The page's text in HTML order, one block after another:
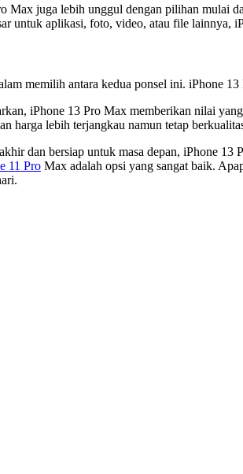
Max juga lebih unggul dengan pilihan mulai
untuk aplikasi, foto, video, atau file lainnya,
memilih antara kedua ponsel ini. iPhone
iPhone 13 Pro Max memberikan nilai
harga lebih terjangkau namun tetap
dan bersiap untuk masa depan, iPhone
11 Pro Max adalah opsi yang sangat baik.